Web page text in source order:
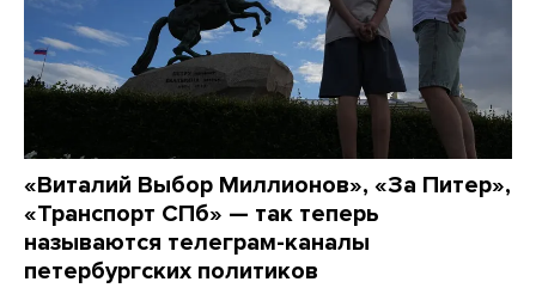
«Виталий Выбор Миллионов», «За Питер»,
«Транспорт СПб» — так теперь
называются телеграм-каналы
петербургских политиков